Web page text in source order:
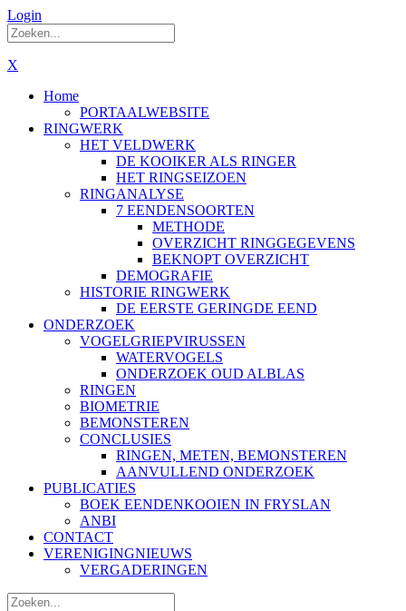
Login
X
Home
PORTAALWEBSITE
RINGWERK
HET VELDWERK
DE KOOIKER ALS RINGER
HET RINGSEIZOEN
RINGANALYSE
7 EENDENSOORTEN
METHODE
OVERZICHT RINGGEGEVENS
BEKNOPT OVERZICHT
DEMOGRAFIE
HISTORIE RINGWERK
DE EERSTE GERINGDE EEND
ONDERZOEK
VOGELGRIEPVIRUSSEN
WATERVOGELS
ONDERZOEK OUD ALBLAS
RINGEN
BIOMETRIE
BEMONSTEREN
CONCLUSIES
RINGEN, METEN, BEMONSTEREN
AANVULLEND ONDERZOEK
PUBLICATIES
BOEK EENDENKOOIEN IN FRYSLAN
ANBI
CONTACT
VERENIGINGNIEUWS
VERGADERINGEN